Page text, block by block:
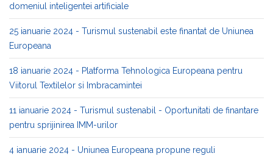
domeniul inteligentei artificiale
25 ianuarie 2024 - Turismul sustenabil este finantat de Uniunea
Europeana
18 ianuarie 2024 - Platforma Tehnologica Europeana pentru
Viitorul Textilelor si Imbracamintei
11 ianuarie 2024 - Turismul sustenabil - Oportunitati de finantare
pentru sprijinirea IMM-urilor
4 ianuarie 2024 - Uniunea Europeana propune reguli